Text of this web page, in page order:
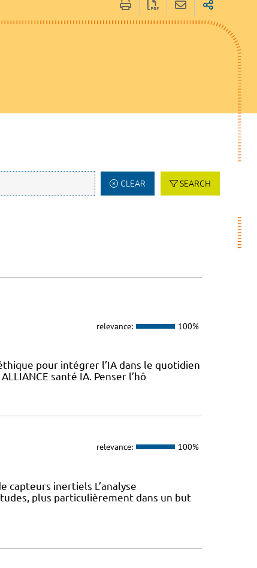
CLEAR SEARCH
relevance: 100%
pour intégrer l’IA dans le quotidien
santé IA. Penser l’hô
relevance: 100%
capteurs inertiels L’analyse
plus particulièrement dans un but